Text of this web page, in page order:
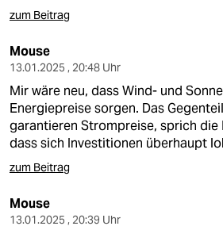
zum Beitrag
Mouse
13.01.2025 , 20:48 Uhr
Mir wäre neu, dass Wind- und
Energiepreise sorgen. Das
garantieren Strompreise, sprich die
dass sich Investitionen überhaupt
zum Beitrag
Mouse
13.01.2025 , 20:39 Uhr